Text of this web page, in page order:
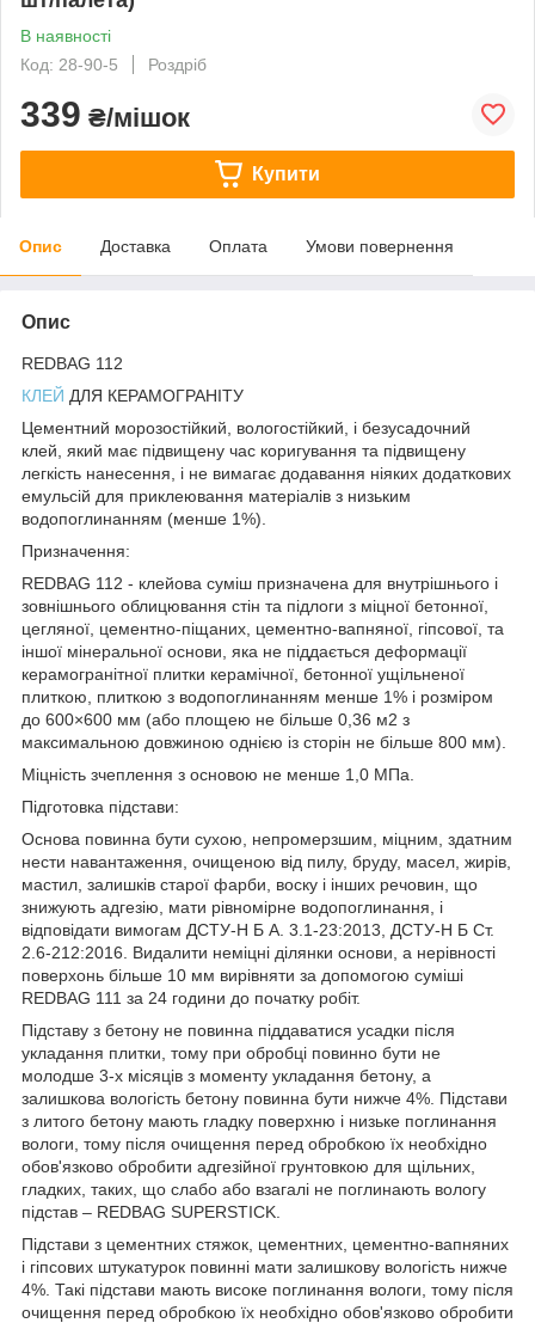
В наявності
Код: 28-90-5
Роздріб
339 ₴/мішок
Купити
Опис Доставка Оплата Умови повернення
Опис
REDBAG 112
КЛЕЙ ДЛЯ КЕРАМОГРАНІТУ
Цементний морозостійкий, вологостійкий, і безусадочний
клей, який має підвищену час коригування та підвищену
легкість нанесення, і не вимагає додавання ніяких додаткових
емульсій для приклеювання матеріалів з низьким
водопоглинанням (менше 1%).
Призначення:
REDBAG 112 - клейова суміш призначена для внутрішнього і
зовнішнього облицювання стін та підлоги з міцної бетонної,
цегляної, цементно-піщаних, цементно-вапняної, гіпсової, та
іншої мінеральної основи, яка не піддається деформації
керамогранітної плитки керамічної, бетонної ущільненої
плиткою, плиткою з водопоглинанням менше 1% і розміром
до 600×600 мм (або площею не більше 0,36 м2 з
максимальною довжиною однією із сторін не більше 800 мм).
Міцність зчеплення з основою не менше 1,0 МПа.
Підготовка підстави:
Основа повинна бути сухою, непромерзшим, міцним, здатним
нести навантаження, очищеною від пилу, бруду, масел, жирів,
мастил, залишків старої фарби, воску і інших речовин, що
знижують адгезію, мати рівномірне водопоглинання, і
відповідати вимогам ДСТУ-Н Б А. 3.1-23:2013, ДСТУ-Н Б Ст.
2.6-212:2016. Видалити неміцні ділянки основи, а нерівності
поверхонь більше 10 мм вирівняти за допомогою суміші
REDBAG 111 за 24 години до початку робіт.
Підставу з бетону не повинна піддаватися усадки після
укладання плитки, тому при обробці повинно бути не
молодше 3-х місяців з моменту укладання бетону, а
залишкова вологість бетону повинна бути нижче 4%. Підстави
з литого бетону мають гладку поверхню і низьке поглинання
вологи, тому після очищення перед обробкою їх необхідно
обов'язково обробити адгезійної грунтовкою для щільних,
гладких, таких, що слабо або взагалі не поглинають вологу
підстав – REDBAG SUPERSTICK.
Підстави з цементних стяжок, цементних, цементно-вапняних
і гіпсових штукатурок повинні мати залишкову вологість нижче
4%. Такі підстави мають високе поглинання вологи, тому після
очищення перед обробкою їх необхідно обов'язково обробити